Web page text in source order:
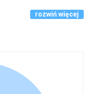
rozwiń więcej